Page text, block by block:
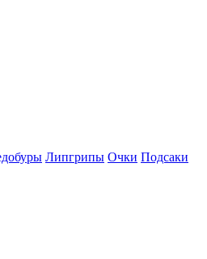
Липгрипы Очки Подсаки